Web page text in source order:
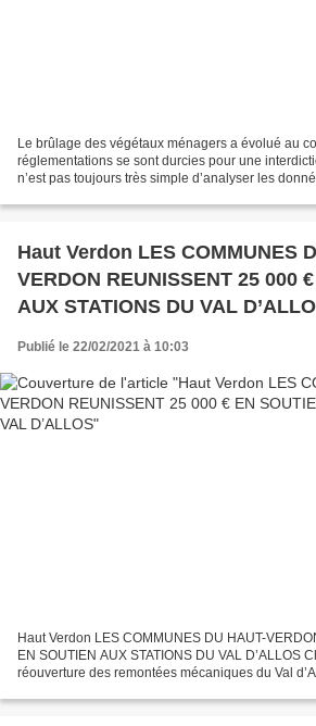
Le brûlage des végétaux ménagers a évolué au
réglementations se sont durcies pour une
n’est pas toujours très simple d’analyser les
Haut Verdon LES COMMUNES DU HAUT-
VERDON REUNISSENT 25 000
AUX STATIONS DU VAL
Publié le 22/02/2021 à 10:03
Haut Verdon LES COMMUNES DU HAUT-
EN SOUTIEN AUX STATIONS DU VAL D’ALLOS
réouverture des remontées mécaniques du Val